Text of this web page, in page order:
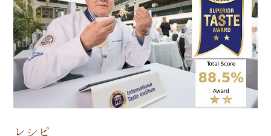
レシピ